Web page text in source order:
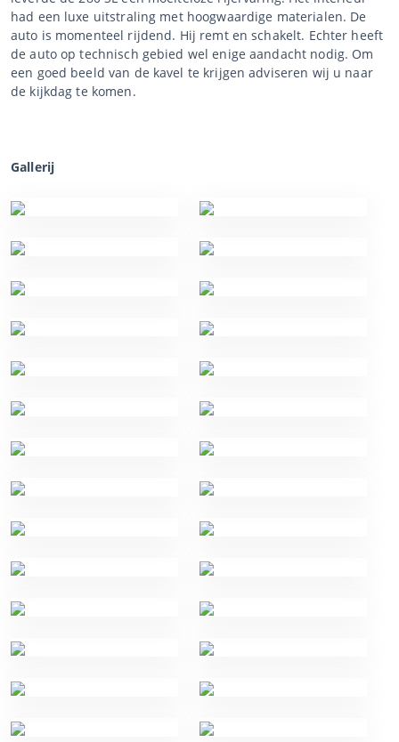
had een luxe uitstraling met hoogwaardige materialen. De
auto is momenteel rijdend. Hij remt en schakelt. Echter heeft
de auto op technisch gebied wel enige aandacht nodig. Om
een goed beeld van de kavel te krijgen adviseren wij u naar
de kijkdag te komen.
Gallerij